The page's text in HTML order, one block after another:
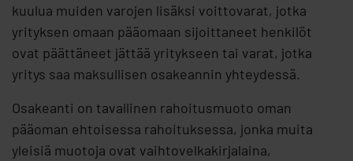
kuulua muiden varojen lisäksi voittovarat, jotka
yrityksen omaan pääomaan sijoittaneet henkilöt
ovat päättäneet jättää yritykseen tai varat, jotka
yritys saa maksullisen osakeannin yhteydessä.
Osakeanti on tavallinen rahoitusmuoto oman
pääoman ehtoisessa rahoituksessa, jonka muita
yleisiä muotoja ovat vaihtovelkakirjalaina,